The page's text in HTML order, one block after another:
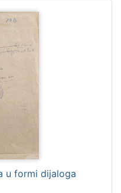
u formi dijaloga